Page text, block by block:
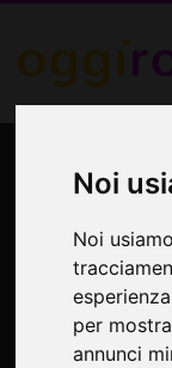
Noi
Noi
per
annunci
Ian Davenport